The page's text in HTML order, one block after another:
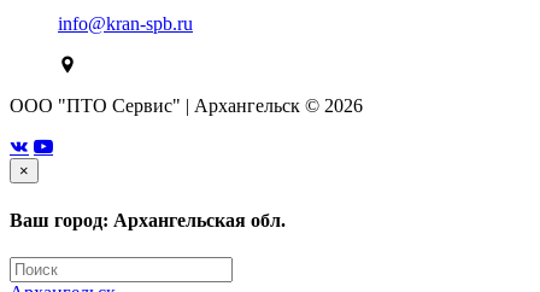
info@kran-spb.ru
ООО "ПТО Сервис" | Архангельск © 2026
×
Ваш город: Архангельская обл.